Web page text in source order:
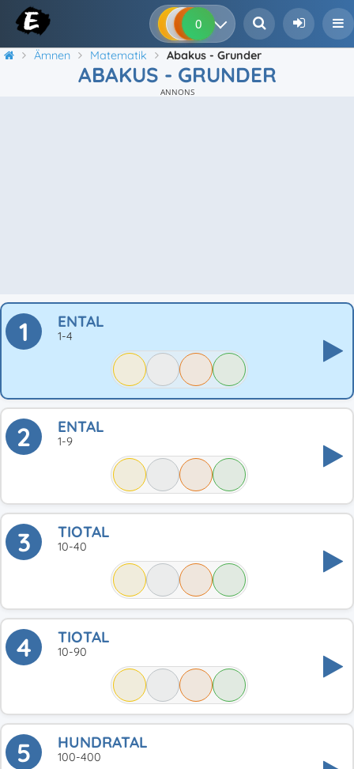
0 0 0
Ämnen Matematik Abakus - Grunder
ABAKUS - GRUNDER
ANNONS
1 ENTAL
1-4
2 ENTAL
1-9
3 TIOTAL
10-40
4 TIOTAL
10-90
5 HUNDRATAL
100-400